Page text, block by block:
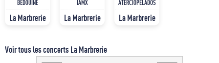
BEDOUINE
La Marbrerie
IAMX
La Marbrerie
ATERCIOPELADOS
La Marbrerie
Voir tous les concerts La Marbrerie